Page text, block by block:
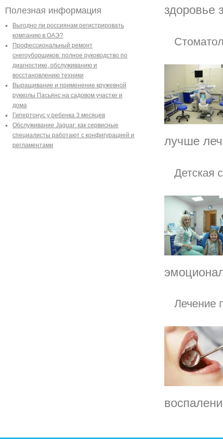
Полезная информация
Выгодно ли россиянам регистрировать
компанию в ОАЭ?
Профессиональный ремонт
снегоуборщиков: полное руководство по
диагностике, обслуживанию и
восстановлению техники
Выращивание и применение кружевной
рукколы Пасьянс на садовом участке и
дома
Гипертонус у ребенка 3 месяцев
Обслуживание Jaguar: как сервисные
специалисты работают с конфигурацией и
регламентами
здоровье
лучше
Детская
Лечение